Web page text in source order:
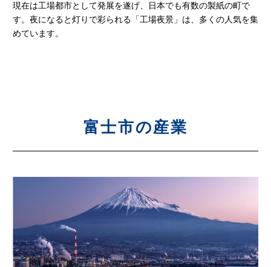
現在は工場都市として発展を遂げ、日本でも有数の製紙の町で
す。夜になると灯りで彩られる「工場夜景」は、多くの人気を集
めています。
富士市の産業